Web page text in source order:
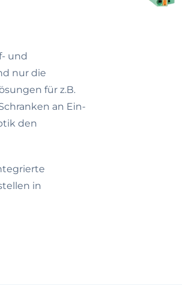
und
nur die
für z.B.
an Ein-
den
in